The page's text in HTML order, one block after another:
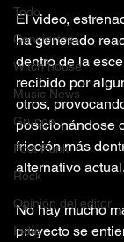
Todo
Conciertos
Witch house
Music News
Grunge
Post Punk
Rock
Opinión del editor
Indie
El video,
ha generado
dentro de la
recibido por
otros,
posicionándose
fricción más
alternativo actual.
No hay mucho
proyecto se